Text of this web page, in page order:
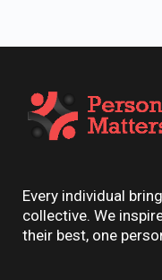
Every individual
collective. We
their best, one